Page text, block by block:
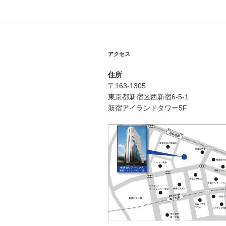
アクセス
住所
〒163-1305
東京都新宿区西新宿6-5-1
新宿アイランドタワー5F